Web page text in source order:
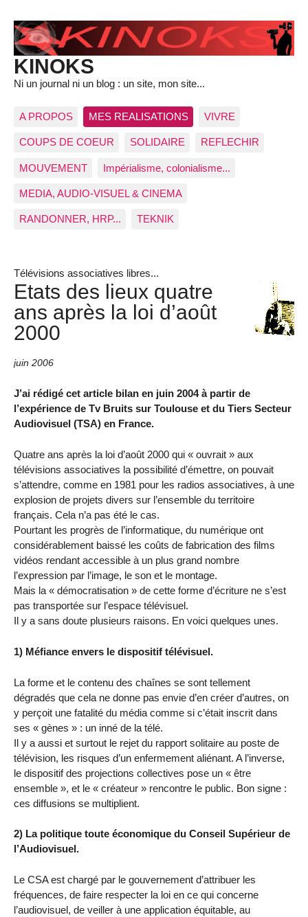
KINOKS
Ni un journal ni un blog : un site, mon site...
A PROPOS MES REALISATIONS VIVRE
COUPS DE COEUR SOLIDAIRE REFLECHIR
MOUVEMENT Impérialisme, colonialisme...
MEDIA, AUDIO-VISUEL & CINEMA
RANDONNER, HRP... TEKNIK
Télévisions associatives libres...
Etats des lieux quatre
ans après la loi d’août
2000
juin 2006
J’ai rédigé cet article bilan en juin 2004 à partir de
l’expérience de Tv Bruits sur Toulouse et du Tiers Secteur
Audiovisuel (TSA) en France.
Quatre ans après la loi d’août 2000 qui « ouvrait » aux
télévisions associatives la possibilité d’émettre, on pouvait
s’attendre, comme en 1981 pour les radios associatives, à une
explosion de projets divers sur l’ensemble du territoire
français. Cela n’a pas été le cas.
Pourtant les progrès de l’informatique, du numérique ont
considérablement baissé les coûts de fabrication des films
vidéos rendant accessible à un plus grand nombre
l’expression par l’image, le son et le montage.
Mais la « démocratisation » de cette forme d’écriture ne s’est
pas transportée sur l’espace télévisuel.
Il y a sans doute plusieurs raisons. En voici quelques unes.
1) Méfiance envers le dispositif télévisuel.
La forme et le contenu des chaînes se sont tellement
dégradés que cela ne donne pas envie d’en créer d’autres, on
y perçoit une fatalité du média comme si c’était inscrit dans
ses « gènes » : un inné de la télé.
Il y a aussi et surtout le rejet du rapport solitaire au poste de
télévision, les risques d’un enfermement aliénant. A l’inverse,
le dispositif des projections collectives pose un « être
ensemble », et le « créateur » rencontre le public. Bon signe :
ces diffusions se multiplient.
2) La politique toute économique du Conseil Supérieur de
l’Audiovisuel.
Le CSA est chargé par le gouvernement d’attribuer les
fréquences, de faire respecter la loi en ce qui concerne
l’audiovisuel, de veiller à une application équitable, au